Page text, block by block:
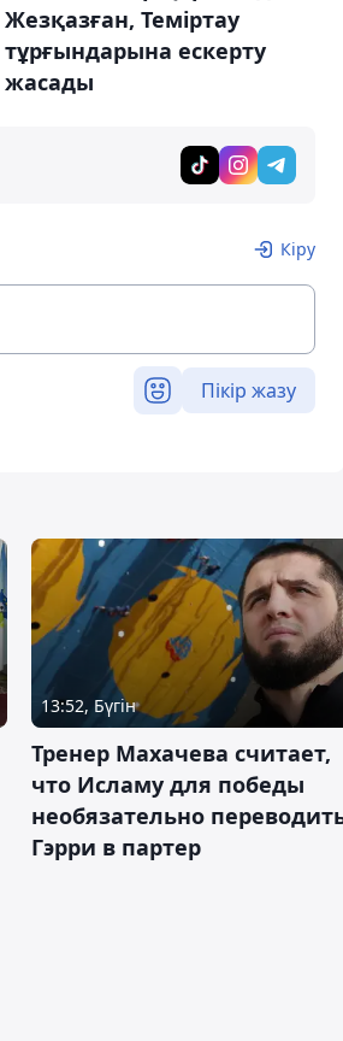
Жезқазған, Теміртау
тұрғындарына ескерту
жасады
Кіру
Пікір жазу
13:52, Бүгін
Тренер Махачева считает,
что Исламу для победы
необязательно
Гэрри в партер